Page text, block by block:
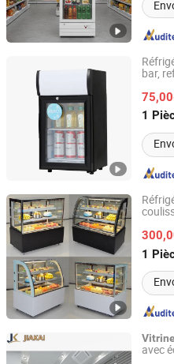
bar,
1
Hangzhou Ruiqi Technology
Zhejiang, China
1
Guangdong Green & Health
Technology Co., Ltd.
Guangdong, China
Vitrine
avec
Guangzhou Jiakai Display